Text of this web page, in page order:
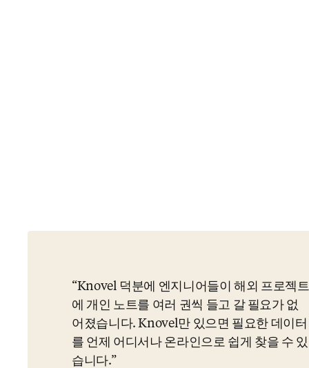
Knovel 덕분에 엔지니어들이 해외 프로젝트
에 개인 노트를 여러 권씩 들고 갈 필요가 없
어졌습니다. Knovel만 있으면 필요한 데이터
를 언제 어디서나 온라인으로 쉽게 찾을 수 있
습니다.